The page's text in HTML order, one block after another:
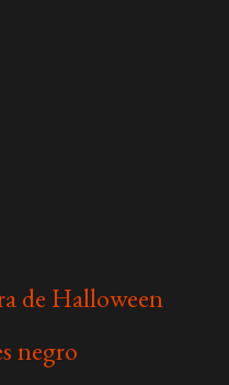
de Halloween
negro